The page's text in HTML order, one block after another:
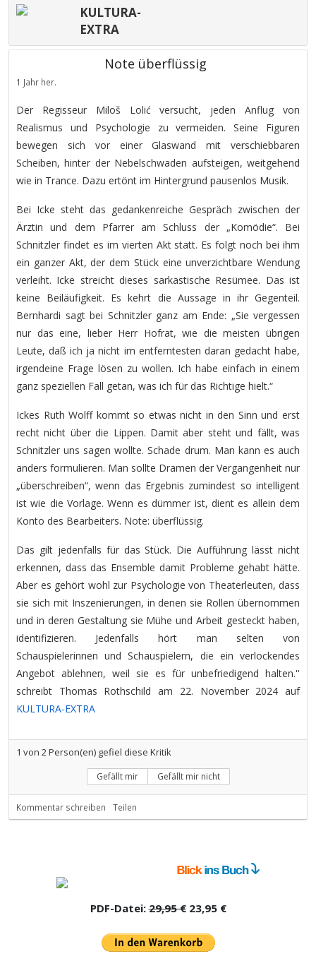
KULTURA-
EXTRA
Note überflüssig
1 Jahr her.
Der Regisseur Miloš Lolić versucht, jeden Anflug von
Realismus und Psychologie zu vermeiden. Seine Figuren
bewegen sich vor einer Glaswand mit verschiebbaren
Scheiben, hinter der Nebelschwaden aufsteigen, weitgehend
wie in Trance. Dazu ertönt im Hintergrund pausenlos Musik.
Bei Icke steht das gedankenreiche Gespräch zwischen der
Ärztin und dem Pfarrer am Schluss der „Komödie“. Bei
Schnitzler findet es im vierten Akt statt. Es folgt noch bei ihm
ein ganzer Akt, der dem Stück eine unverzichtbare Wendung
verleiht. Icke streicht dieses sarkastische Resümee. Das ist
keine Beiläufigkeit. Es kehrt die Aussage in ihr Gegenteil.
Bernhardi sagt bei Schnitzler ganz am Ende: „Sie vergessen
nur das eine, lieber Herr Hofrat, wie die meisten übrigen
Leute, daß ich ja nicht im entferntesten daran gedacht habe,
irgendeine Frage lösen zu wollen. Ich habe einfach in einem
ganz speziellen Fall getan, was ich für das Richtige hielt.“
Ickes Ruth Wolff kommt so etwas nicht in den Sinn und erst
recht nicht über die Lippen. Damit aber steht und fällt, was
Schnitzler uns sagen wollte. Schade drum. Man kann es auch
anders formulieren. Man sollte Dramen der Vergangenheit nur
„überschreiben“, wenn das Ergebnis zumindest so intelligent
ist wie die Vorlage. Wenn es dümmer ist, dient es allein dem
Konto des Bearbeiters. Note: überflüssig.
Das gilt jedenfalls für das Stück. Die Aufführung lässt nicht
erkennen, dass das Ensemble damit Probleme gehabt hätte.
Aber es gehört wohl zur Psychologie von Theaterleuten, dass
sie sich mit Inszenierungen, in denen sie Rollen übernommen
und in deren Gestaltung sie Mühe und Arbeit gesteckt haben,
identifizieren. Jedenfalls hört man selten von
Schauspielerinnen und Schauspielern, die ein verlockendes
Angebot ablehnen, weil sie es für unbefriedigend halten.''
schreibt Thomas Rothschild am 22. November 2024 auf
KULTURA-EXTRA
1 von 2Person(en) gefiel diese Kritik
Gefällt mir Gefällt mir nicht
Kommentar schreiben Teilen
PDF-Datei:29,95 €23,95 €